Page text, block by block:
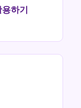
하기